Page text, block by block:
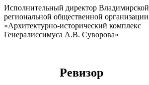
Исполнительный директор Владимирской
региональной общественной организации
«Архитектурно-исторический комплекс
Генералиссимуса А.В. Суворова»
Ревизор